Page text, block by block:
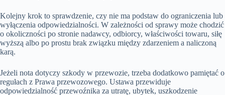
Kolejny krok to sprawdzenie, czy nie ma podstaw do ograniczenia lub
wyłączenia odpowiedzialności. W zależności od sprawy może chodzić
o okoliczności po stronie nadawcy, odbiorcy, właściwości towaru, siłę
wyższą albo po prostu brak związku między zdarzeniem a naliczoną
karą.
Jeżeli nota dotyczy szkody w przewozie, trzeba dodatkowo pamiętać o
regułach z Prawa przewozowego. Ustawa przewiduje
odpowiedzialność przewoźnika za utratę, ubytek, uszkodzenie